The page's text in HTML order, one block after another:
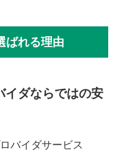
ばれる理由
ダならではの安
バイダサービス